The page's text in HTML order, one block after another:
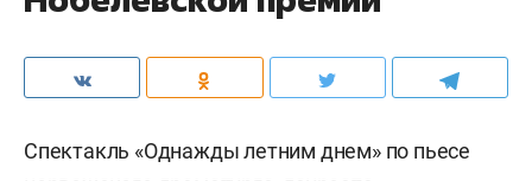
Спектакль «Однажды летним днем» по пьесе